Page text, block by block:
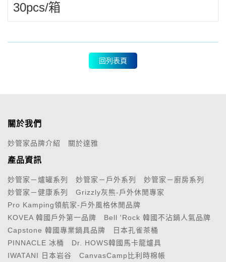
30pcs/箱
回列表頁
關於我們
妙管家品牌介紹 關於達雅
產品資訊
妙管家－爐罐系列 妙管家－戶外系列
妙管家－廚房系列
妙管家－健康系列
Grizzly灰熊-戶外休閒專家
Pro Kamping領航家-戶外風格休閒品牌
KOVEA 韓國戶外第一品牌
Bell 'Rock 韓國不沾鍋人氣品牌
Capstone 韓國專業鍋具品牌
日本孔雀茶桶
PINNACLE 冰桶
Dr. HOWS韓國馬卡龍爐具
IWATANI 日本岩谷
CanvasCamp比利時棉帳